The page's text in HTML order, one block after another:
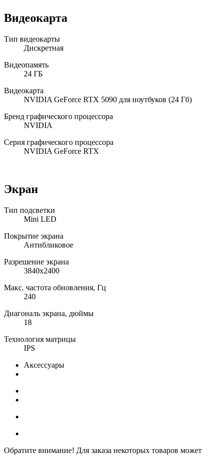
Видеокарта
Тип видеокарты
Дискретная
Видеопамять
24 ГБ
Видеокарта
NVIDIA GeForce RTX 5090 для ноутбуков (24 Гб)
Бренд графического процессора
NVIDIA
Серия графического процессора
NVIDIA GeForce RTX
Экран
Тип подсветки
Mini LED
Покрытие экрана
Антибликовое
Разрешение экрана
3840x2400
Макс. частота обновления, Гц
240
Диагональ экрана, дюймы
18
Технология матрицы
IPS
Аксессуары
Обратите внимание! Для заказа некоторых товаров может